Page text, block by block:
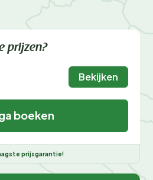
prijzen?
Bekijken
boeken
prijsgarantie!